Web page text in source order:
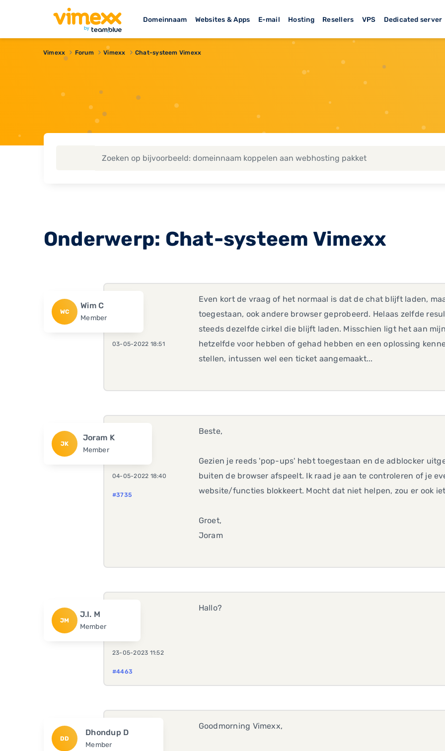
Domeinnaam Websites & Apps E-mail Hosting Resellers VPS Dedicated server
Vimexx Forum Vimexx Chat-systeem Vimexx
Onderwerp: Chat-systeem Vimexx
WC
Wim C
Member
03-05-2022 18:51
Even kort de vraag of het normaal is dat de chat blijft laden,
toegestaan, ook andere browser geprobeerd. Helaas zelfde
steeds dezelfde cirkel die blijft laden. Misschien ligt het aan
hetzelfde voor hebben of gehad hebben en een oplossing
stellen, intussen wel een ticket aangemaakt...
JK
Joram K
Member
04-05-2022 18:40
#3735
Beste,
Gezien je reeds 'pop-ups' hebt toegestaan en de adblocker
buiten de browser afspeelt. Ik raad je aan te controleren of je
website/functies blokkeert. Mocht dat niet helpen, zou er ook
Groet,
Joram
JM
J.I. M
Member
23-05-2023 11:52
#4463
Hallo?
DD
Dhondup D
Member
Goodmorning Vimexx,